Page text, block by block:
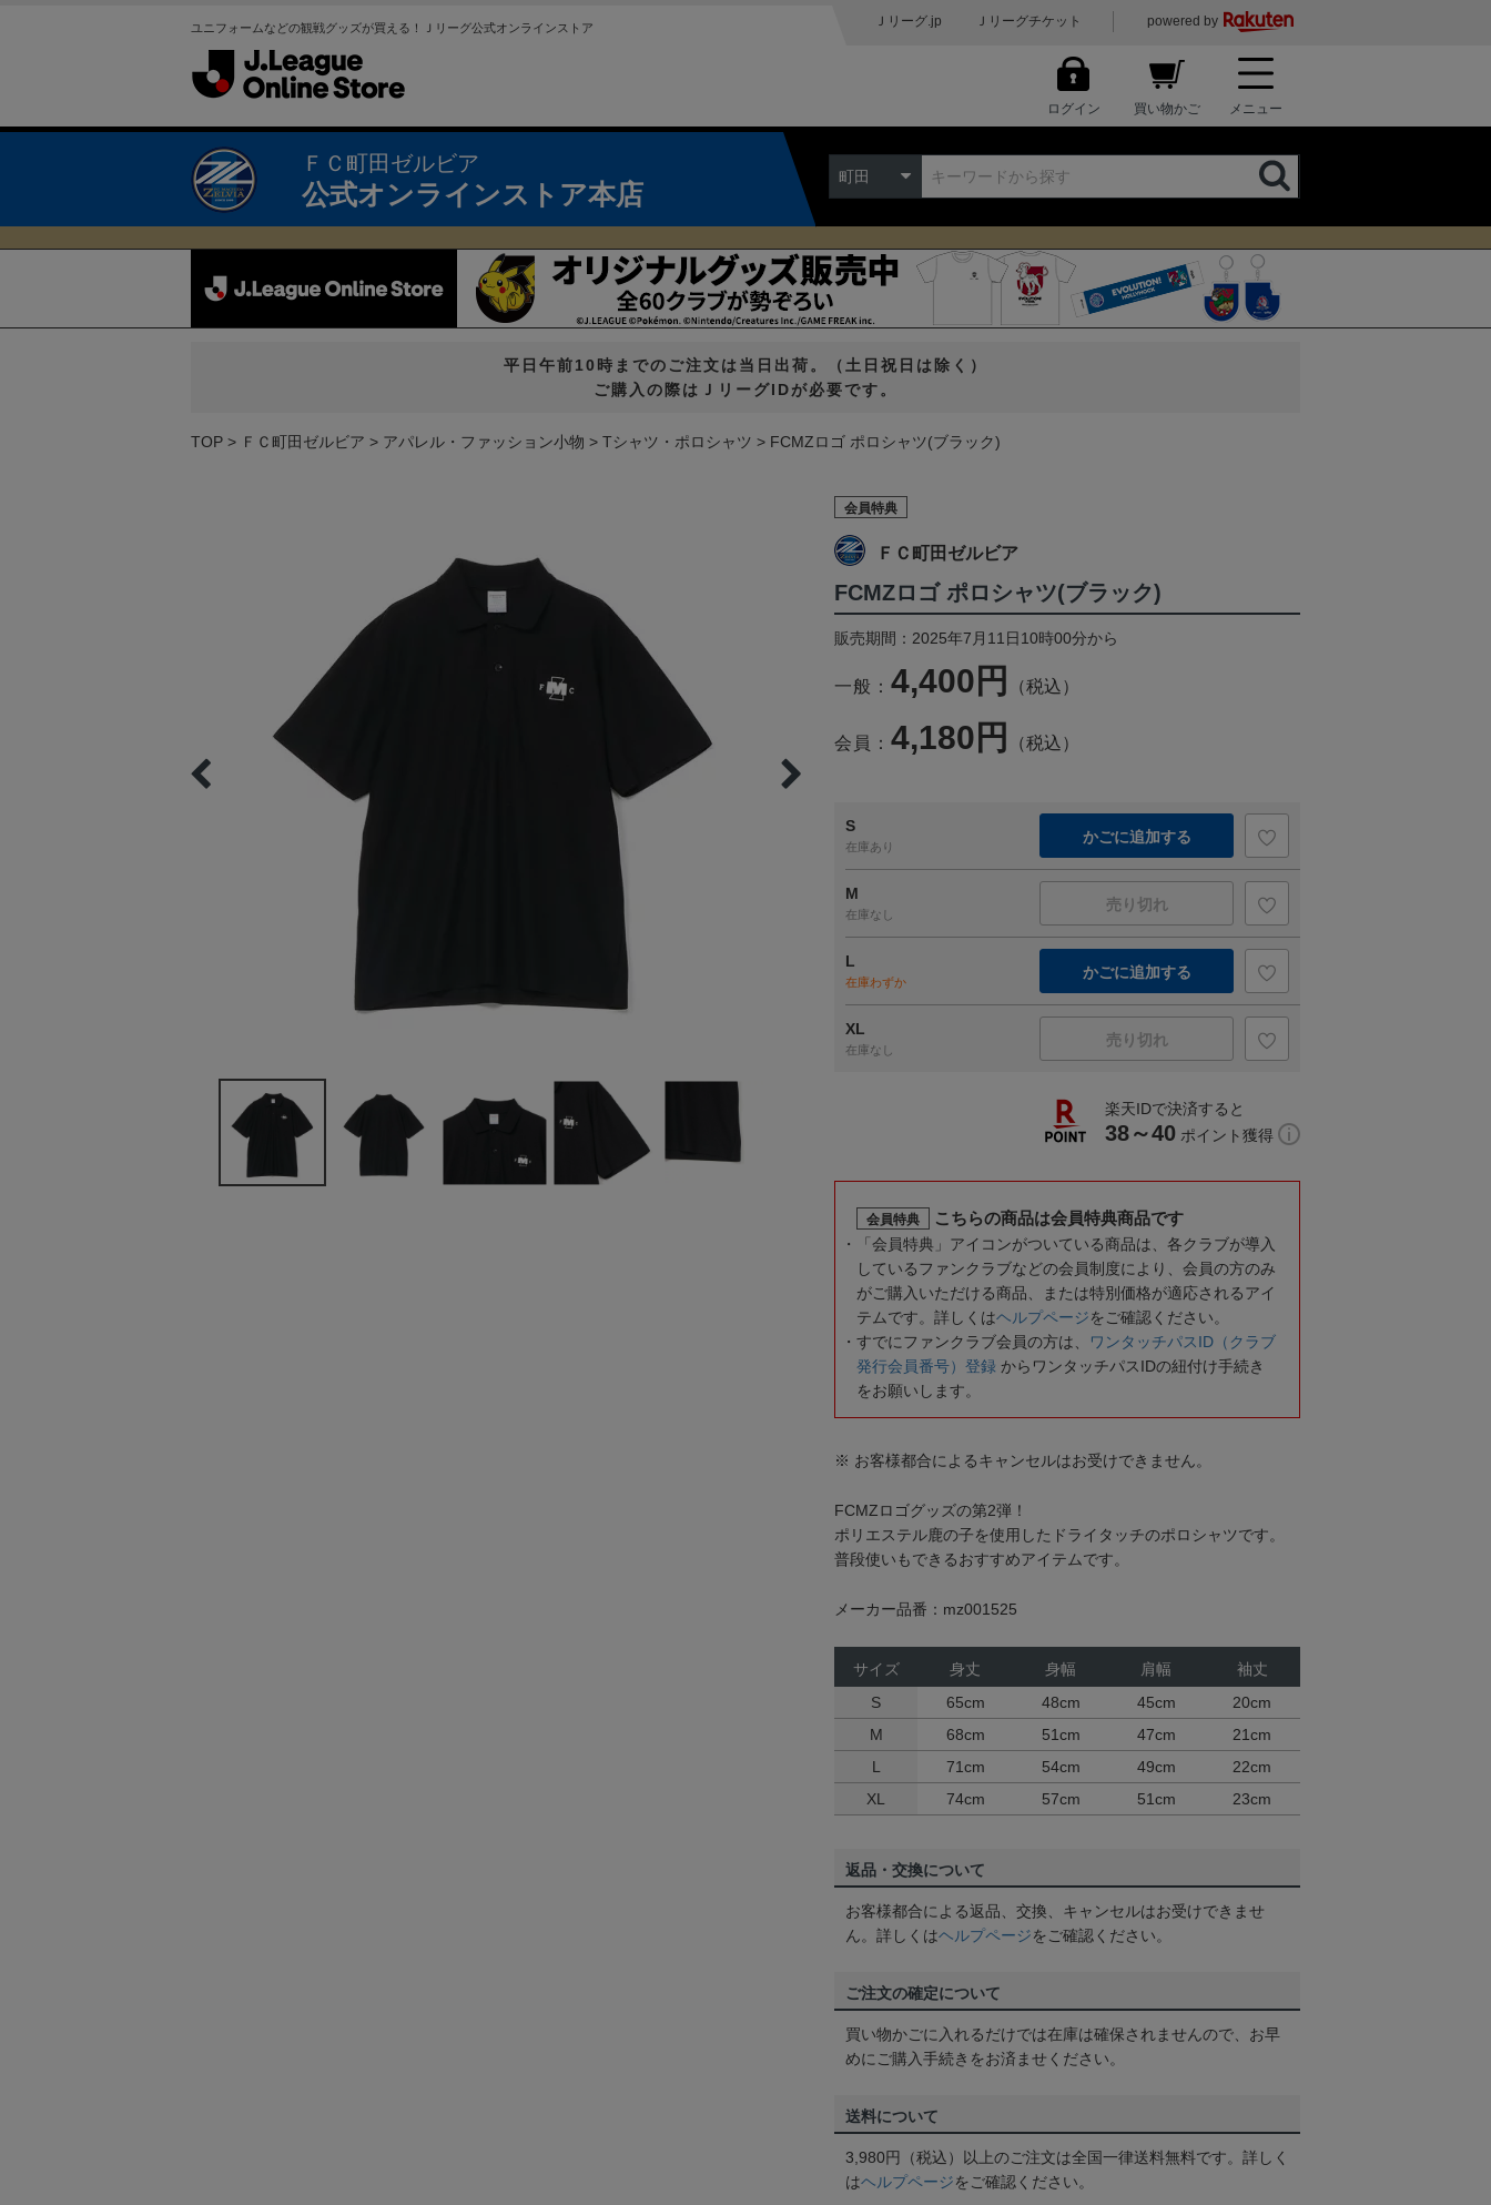
ユニフォームなどの観戦グッズが買える！Ｊリーグ公式オンラインストア Ｊリーグ.jp Ｊリーグチケット powered by
ログイン 買い物かご メニュー
ＦＣ町田ゼルビア
公式オンラインストア本店
町田
平日午前10時までのご注文は当日出荷。（土日祝日は除く）
ご購入の際はＪリーグIDが必要です。
TOP ＦＣ町田ゼルビア アパレル・ファッション小物 Tシャツ・ポロシャツ FCMZロゴ ポロシャツ(ブラック)
会員特典
ＦＣ町田ゼルビア
FCMZロゴ ポロシャツ(ブラック)
販売期間：2025年7月11日10時00分から
一般： 4,400円 （税込）
会員： 4,180円 （税込）
S
在庫あり
かごに追加する
M
在庫なし
売り切れ
L
在庫わずか
かごに追加する
XL
在庫なし
売り切れ
楽天IDで決済すると
38～40 ポイント獲得
会員特典 こちらの商品は会員特典商品です
「会員特典」アイコンがついている商品は、各クラブが導入
しているファンクラブなどの会員制度により、会員の方のみ
がご購入いただける商品、または特別価格が適応されるアイ
テムです。詳しくはヘルプページをご確認ください。
すでにファンクラブ会員の方は、
ワンタッチパスID（クラブ
発行会員番号）登録 からワンタッチパスIDの紐付け手続き
をお願いします。
※ お客様都合によるキャンセルはお受けできません。
FCMZロゴグッズの第2弾！
ポリエステル鹿の子を使用したドライタッチのポロシャツです。
普段使いもできるおすすめアイテムです。
メーカー品番：mz001525
サイズ 身丈 身幅 肩幅
袖丈
S
65cm 48cm 45cm
20cm
M
68cm 51cm 47cm
21cm
L
71cm 54cm 49cm
22cm
XL
74cm 57cm 51cm 23cm
返品・交換について
お客様都合による返品、交換、キャンセルはお受けできませ
ん。詳しくはヘルプページをご確認ください。
ご注文の確定について
買い物かごに入れるだけでは在庫は確保されませんので、お早
めにご購入手続きをお済ませください。
送料について
3,980円（税込）以上のご注文は全国一律送料無料です。詳しく
はヘルプページをご確認ください。